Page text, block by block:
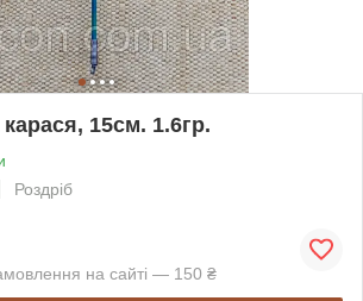
15см. 1.6гр.
Роздріб
на сайті — 150 ₴